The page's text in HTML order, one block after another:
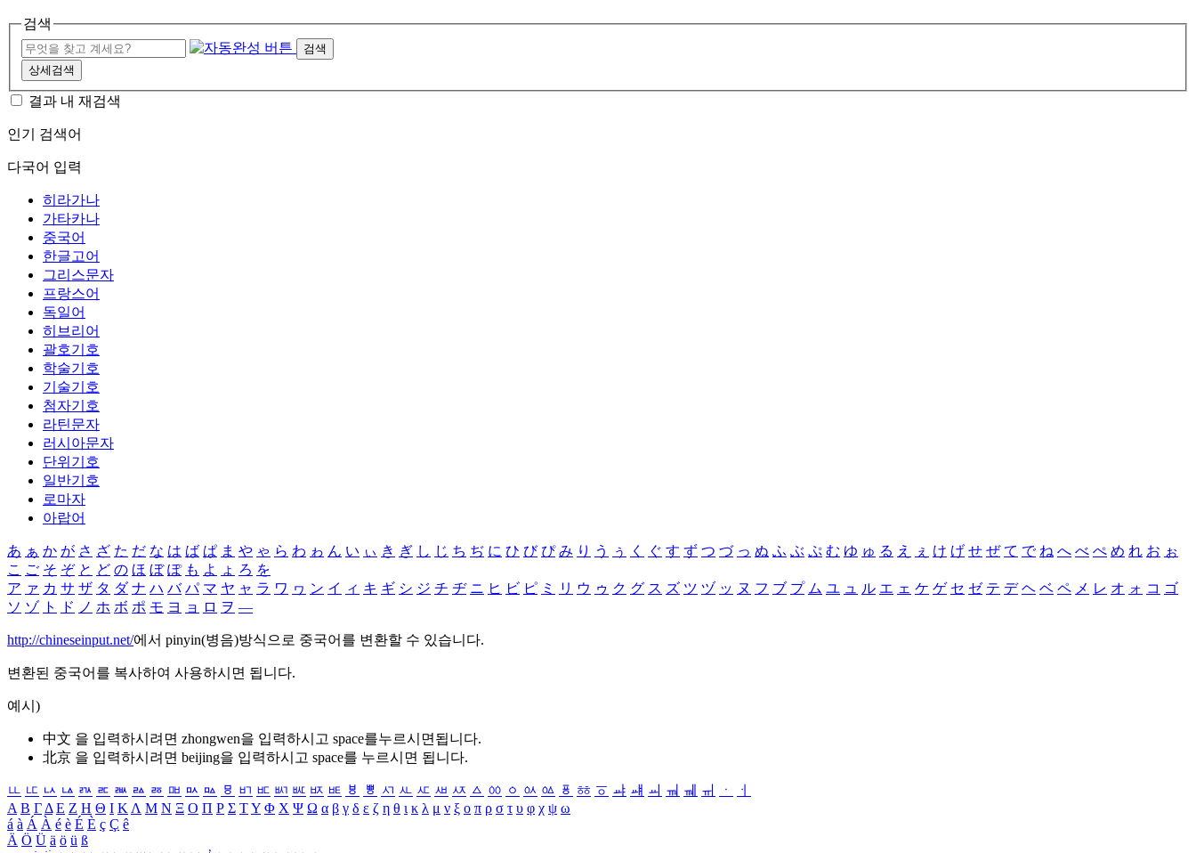
검색
검색
상세검색
결과 내 재검색
인기 검색어
다국어 입력
히라가나
가타카나
중국어
한글고어
그리스문자
프랑스어
독일어
히브리어
괄호기호
학술기호
기술기호
첨자기호
라틴문자
러시아문자
단위기호
일반기호
로마자
아랍어
あ ぁ か が さ ざ た だ な は ば ぱ ま や ゃ ら わ ゎ ん い ぃ き ぎ し じ ち ぢ に ひ び ぴ み り う ぅ く ぐ す ず つ づ っ ぬ ふ ぶ ぷ む ゆ ゅ る え ぇ け げ せ ぜ て で ね へ べ ぺ め れ お ぉ
こ ご そ ぞ と ど の ほ ぼ ぽ も よ ょ ろ を
ア ァ カ サ ザ タ ダ ナ ハ バ パ マ ヤ ャ ラ ワ ヮ ン イ ィ キ ギ シ ジ チ ヂ ニ ヒ ビ ピ ミ リ ウ ゥ ク グ ス ズ ツ ヅ ッ ヌ フ ブ プ ム ユ ュ ル エ ェ ケ ゲ セ ゼ テ デ ヘ ベ ペ メ レ オ ォ コ ゴ
ソ ゾ ト ド ノ ホ ボ ポ モ ヨ ョ ロ ヲ ―
http://chineseinput.net/에서 pinyin(병음)방식으로 중국어를 변환할 수 있습니다.
변환된 중국어를 복사하여 사용하시면 됩니다.
예시)
中文 을 입력하시려면 zhongwen을 입력하시고 space를누르시면됩니다.
北京 을 입력하시려면 beijing을 입력하시고 space를 누르시면 됩니다.
ㅥ ㅦ ㅧ ㅨ ㅩ ㅪ ㅫ ㅬ ㅭ ㅮ ㅯ ㅰ ㅱ ㅲ ㅳ ㅴ ㅵ ㅶ ㅷ ㅸ ㅹ ㅺ ㅻ ㅼ ㅽ ㅾ ㅿ ㆀ ㆁ ㆂ ㆃ ㆄ ㆅ ㆆ ㆇ ㆈ ㆉ ㆊ ㆋ ㆌ ㆍ
ㆎ
Α Β ΓΔ Ε Ζ Η Θ Ι ΚΛ Μ Ν Ξ Ο Π Ρ Σ ΤΥ Φ Χ Ψ Ω α β γ δ ε ζ η θ ι κ λ μ ν ξ ο π ρ σ τ υ φ χ ψ ω
á à Á À é è É È ç Ç ê
Ä Ö Ü ä ö ü ß